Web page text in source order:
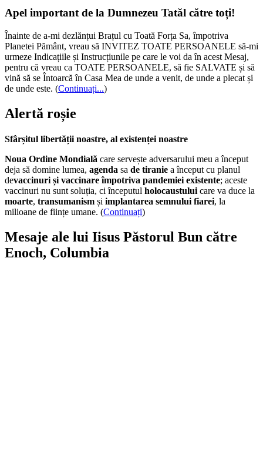
Apel important de la Dumnezeu Tatăl către toți!
Înainte de a-mi dezlănțui Brațul cu Toată Forța Sa, împotriva
Planetei Pământ, vreau să INVITEZ TOATE PERSOANELE să-mi
urmeze Indicațiile și Instrucțiunile pe care le voi da în acest Mesaj,
pentru că vreau ca TOATE PERSOANELE, să fie SALVATE și să
vină să se Întoarcă în Casa Mea de unde a venit, de unde a plecat și
de unde este. (Continuați...)
Alertă roșie
Sfârșitul libertății noastre, al existenței noastre
Noua Ordine Mondială care servește adversarului meu a început
deja să domine lumea, agenda sa de tiranie a început cu planul
devaccinuri și vaccinare împotriva pandemiei existente; aceste
vaccinuri nu sunt soluția, ci începutul holocaustului care va duce la
moarte, transumanism și implantarea semnului fiarei, la
milioane de ființe umane. (Continuați)
Mesaje ale lui Iisus Păstorul Bun către
Enoch, Columbia